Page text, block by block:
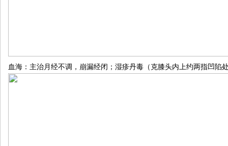
血海：主治月经不调，崩漏经闭；湿疹丹毒（克膝头内上约两指凹陷